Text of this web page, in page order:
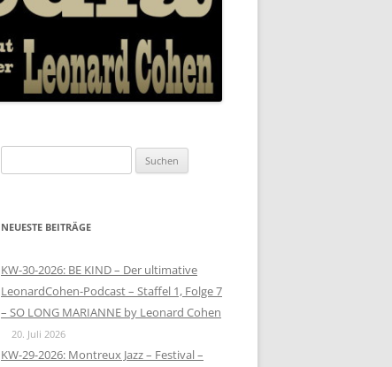
nach:
NEUESTE BEITRÄGE
KW-30-2026: BE KIND – Der ultimative
LeonardCohen-Podcast – Staffel 1, Folge 7
– SO LONG MARIANNE by Leonard Cohen
20. Juli 2026
KW-29-2026: Montreux Jazz – Festival –